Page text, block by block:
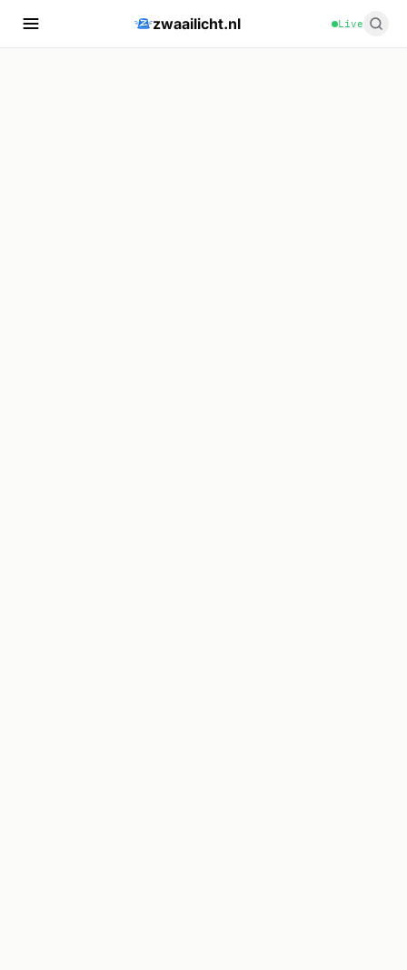
zwaailicht.nl Live